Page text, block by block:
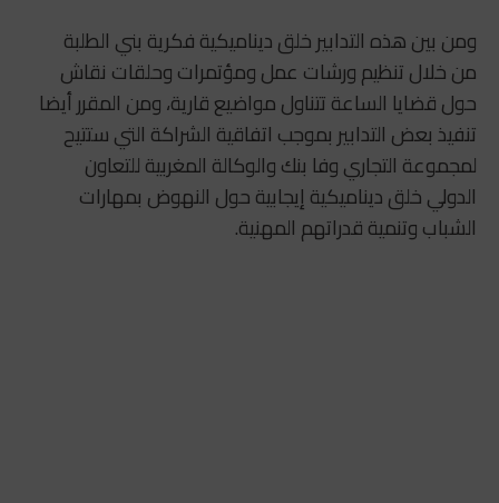
ومن بين هذه التدابير خلق ديناميكية فكرية بني الطلبة
من خلال تنظيم ورشات عمل ومؤتمرات وحلقات نقاش
حول قضايا الساعة تتناول مواضيع قارية، ومن المقرر أيضا
تنفيذ بعض التدابير بموجب اتفاقية الشراكة التي ستتيح
لمجموعة التجاري وفا بنك والوكالة المغربية للتعاون
الدولي خلق ديناميكية إيجابية حول النهوض بمهارات
الشباب وتنمية قدراتهم المهنية.